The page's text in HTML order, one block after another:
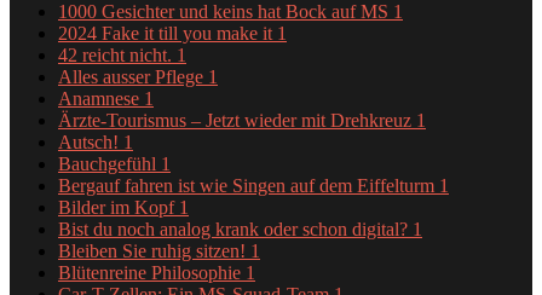
1000 Gesichter und keins hat Bock auf MS 1
2024 Fake it till you make it 1
42 reicht nicht. 1
Alles ausser Pflege 1
Anamnese 1
Ärzte-Tourismus – Jetzt wieder mit Drehkreuz 1
Autsch! 1
Bauchgefühl 1
Bergauf fahren ist wie Singen auf dem Eiffelturm 1
Bilder im Kopf 1
Bist du noch analog krank oder schon digital? 1
Bleiben Sie ruhig sitzen! 1
Blütenreine Philosophie 1